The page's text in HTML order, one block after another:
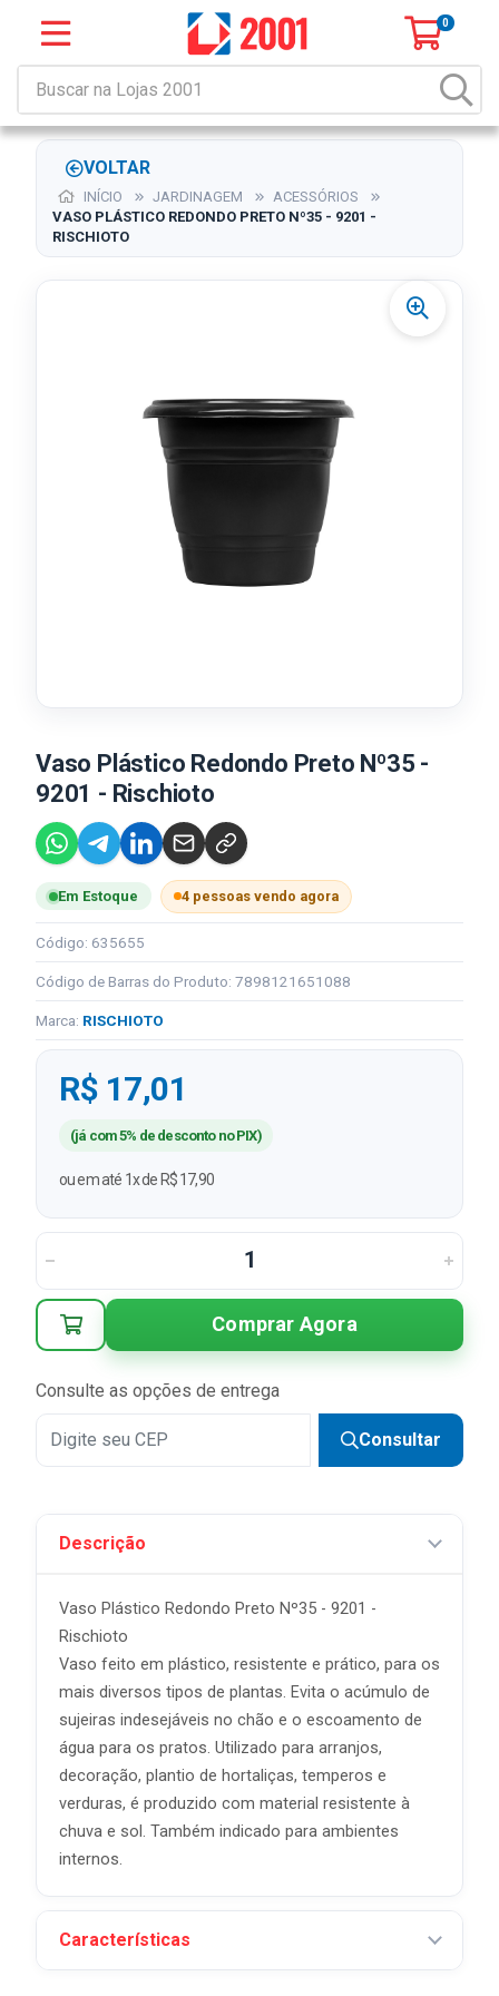
0
VOLTAR
INÍCIO JARDINAGEM
ACESSÓRIOS
VASO PLÁSTICO REDONDO PRETO Nº35 - 9201 -
RISCHIOTO
Vaso Plástico Redondo Preto Nº35 -
9201 - Rischioto
Em Estoque 4 pessoas vendo agora
Código: 635655
Código de Barras do Produto: 7898121651088
Marca: RISCHIOTO
R$ 17,01
(já com 5% de desconto no PIX)
ou em até 1x de R$ 17,90
Comprar Agora
Consulte as opções de entrega
Consultar
Descrição
Vaso Plástico Redondo Preto Nº35 - 9201 -
Rischioto
Vaso feito em plástico, resistente e prático, para os
mais diversos tipos de plantas. Evita o acúmulo de
sujeiras indesejáveis no chão e o escoamento de
água para os pratos. Utilizado para arranjos,
decoração, plantio de hortaliças, temperos e
verduras, é produzido com material resistente à
chuva e sol. Também indicado para ambientes
internos.
Características